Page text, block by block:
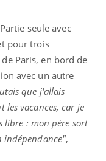
seule avec
pour trois
Paris, en bord de
avec un autre
que j'allais
vacances, car je
libre : mon père sort
indépendance",